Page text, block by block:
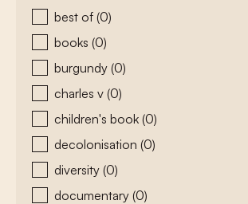
best of (0)
books (0)
burgundy (0)
charles v (0)
children's book (0)
decolonisation (0)
diversity (0)
documentary (0)